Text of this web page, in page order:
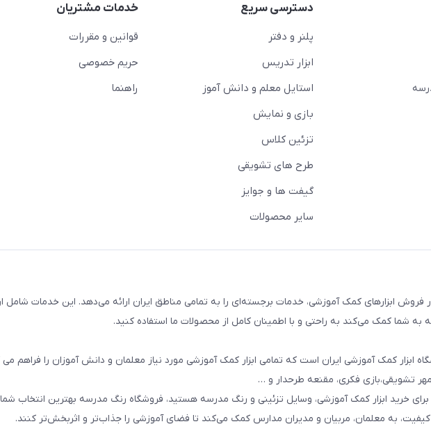
دسترسی سریع
پلنر و دفتر
ابزار تدریس
استایل معلم و دانش آموز
بازی و نمایش
تزئین کلاس
طرح های تشویقی
گیفت ها و جوایز
سایر محصولات
خدمات مشتریان
قوانین و مقررات
حریم خصوصی
راهنما
فروش ابزارهای کمک آموزشی، خدمات برجسته‌ای را به تمامی مناطق ایران ارائه می‌دهد. این خدمات شامل
شما کمک می‌کند به راحتی و با اطمینان کامل از محصولات ما استفاده کنید.
ابزار کمک آموزشی ایران است که تمامی ابزار کمک آموزشی مورد نیاز معلمان و دانش آموزان را فراهم می
تشویقی،بازی فکری، مقنعه طرحدار و …
خرید ابزار کمک آموزشی، وسایل تزئینی و رنگ مدرسه هستید، فروشگاه رنگ مدرسه بهترین انتخاب
کیفیت، به معلمان، مربیان و مدیران مدارس کمک می‌کند تا فضای آموزشی را جذاب‌تر و اثربخش‌تر کنند.